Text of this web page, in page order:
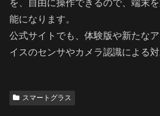
を、自由に操作できるので、端末
能になります。
公式サイトでも、体験版や新たな
イスのセンサやカメラ認識による対
スマートグラス